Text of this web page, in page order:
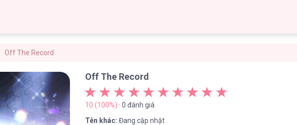
Off The Record
Off The Record
10 (100%) · 0 đánh giá
Tên khác: Đang cập nhật